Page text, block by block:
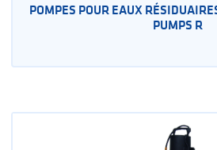
POMPES POUR EAUX
PUMPS R